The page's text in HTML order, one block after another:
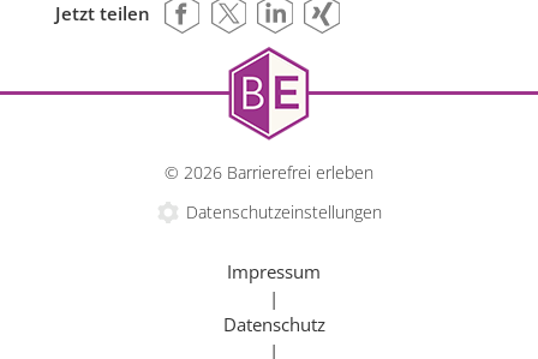
Jetzt teilen
© 2026 Barrierefrei erleben
Datenschutzeinstellungen
Impressum
|
Datenschutz
|